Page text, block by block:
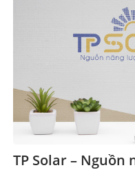
TP Solar –